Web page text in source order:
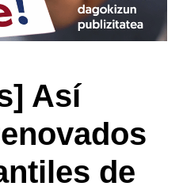
Así
de